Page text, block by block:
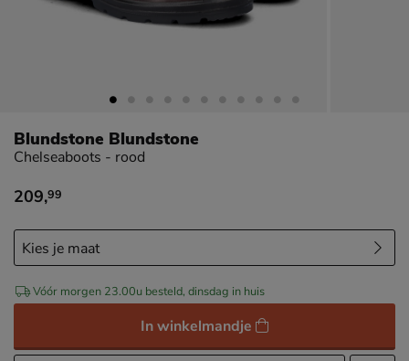
Blundstone Blundstone
Chelseaboots - rood
€ 209,99
209,99
Vóór morgen 23.00u besteld, dinsdag in huis
In winkelmandje